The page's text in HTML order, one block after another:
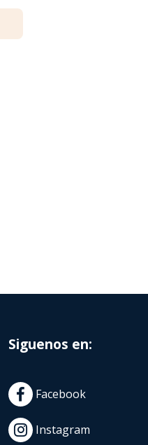
Siguenos en:
Facebook
Instagram